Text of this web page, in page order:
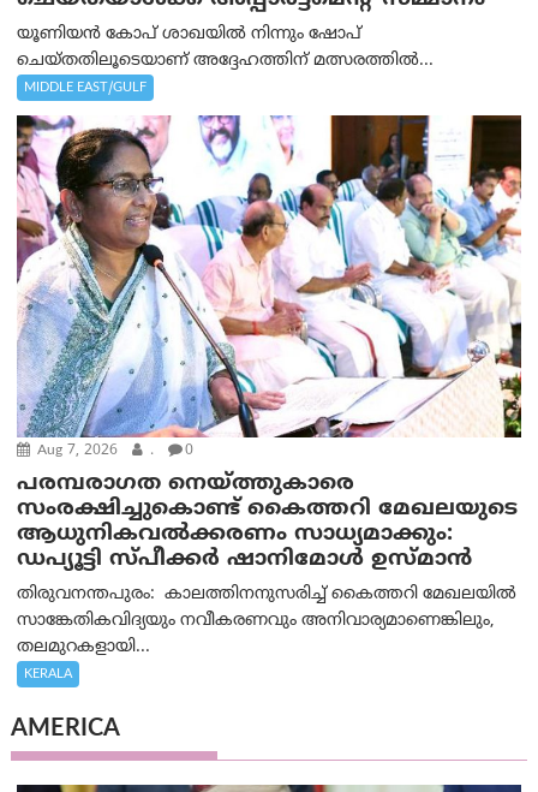
യൂണിയൻ കോപ് ശാഖയിൽ നിന്നും ഷോപ്
ചെയ്തതിലൂടെയാണ് അദ്ദേഹത്തിന് മത്സരത്തിൽ...
MIDDLE EAST/GULF
Aug 7, 2026 . 0
പരമ്പരാഗത നെയ്ത്തുകാരെ
സംരക്ഷിച്ചുകൊണ്ട് കൈത്തറി മേഖലയുടെ
ആധുനികവൽക്കരണം സാധ്യമാക്കും:
ഡപ്യൂട്ടി സ്പീക്കർ ഷാനിമോൾ ഉസ്മാൻ
തിരുവനന്തപുരം: കാലത്തിനനുസരിച്ച് കൈത്തറി മേഖലയിൽ
സാങ്കേതികവിദ്യയും നവീകരണവും അനിവാര്യമാണെങ്കിലും,
തലമുറകളായി...
KERALA
AMERICA